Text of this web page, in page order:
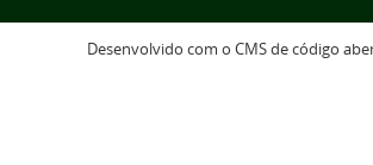
Desenvolvido com o CMS de código